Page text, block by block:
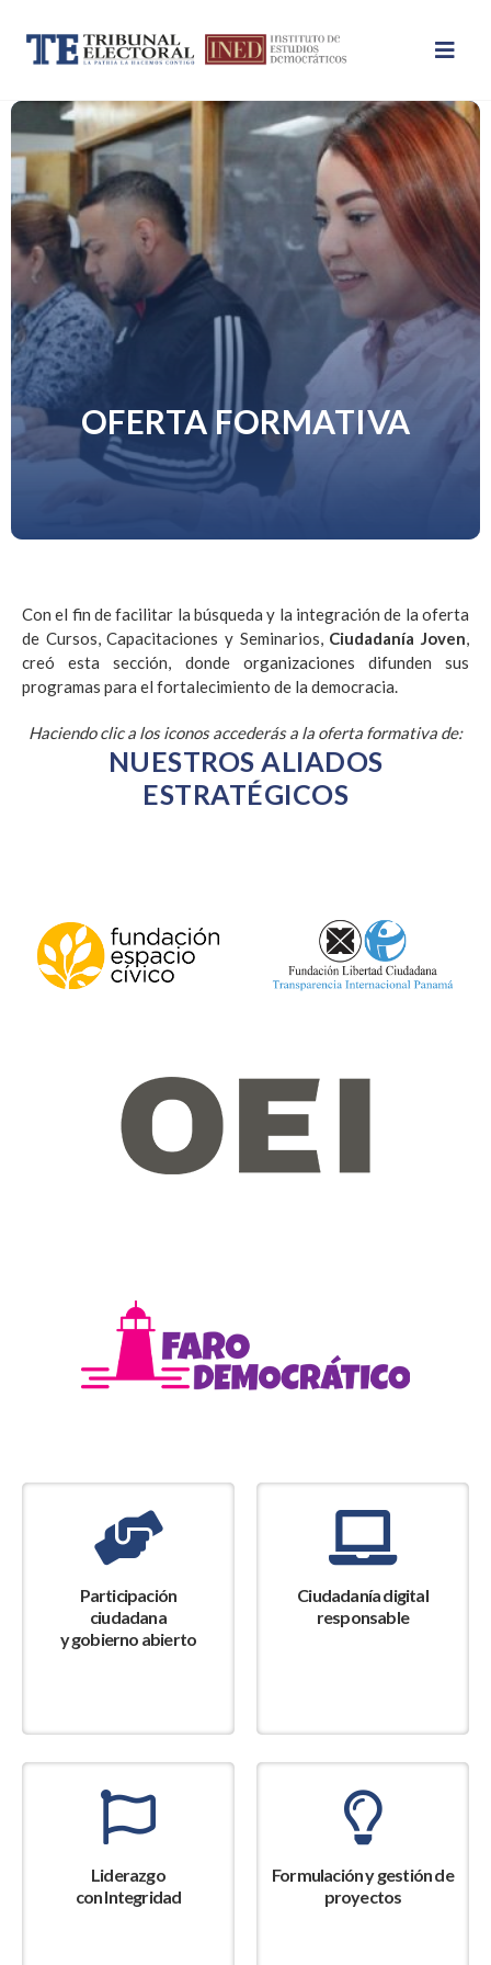
OFERTA FORMATIVA
Con el fin de facilitar la búsqueda y la integración de la oferta
de Cursos, Capacitaciones y Seminarios, Ciudadanía Joven,
creó esta sección, donde organizaciones difunden sus
programas para el fortalecimiento de la democracia.
Haciendo clic a los iconos accederás a la oferta formativa de:
NUESTROS ALIADOS
ESTRATÉGICOS
Participación
ciudadana
y gobierno abierto
Ciudadanía digital
responsable
Liderazgo
con Integridad
Formulación y gestión de
proyectos